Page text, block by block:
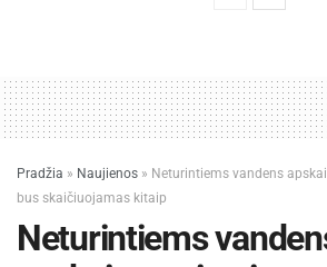
Pradžia » Naujienos » Neturintiems vandens
bus skaičiuojamas kitaip
Neturintiems